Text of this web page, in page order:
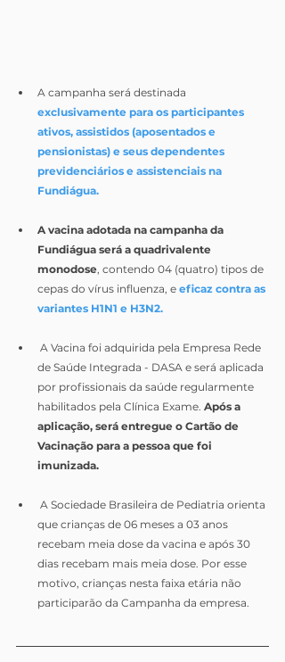
A campanha será destinada
exclusivamente para os participantes
ativos, assistidos (aposentados e
pensionistas) e seus dependentes
previdenciários e assistenciais na
Fundiágua.
A vacina adotada na campanha da
Fundiágua será a quadrivalente
monodose, contendo 04 (quatro) tipos de
cepas do vírus influenza, e eficaz contra as
variantes H1N1 e H3N2.
de Saúde Integrada - DASA e será aplicada
por profissionais da saúde regularmente
habilitados pela Clínica Exame. Após a
aplicação, será entregue o Cartão de
Vacinação para a pessoa que foi
imunizada.
que crianças de 06 meses a 03 anos
recebam meia dose da vacina e após 30
dias recebam mais meia dose. Por esse
motivo, crianças nesta faixa etária não
participarão da Campanha da empresa.